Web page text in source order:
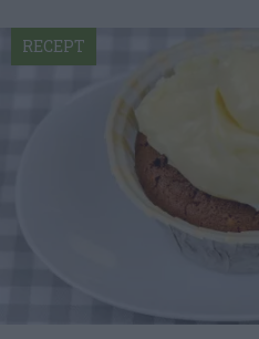
RECEPT